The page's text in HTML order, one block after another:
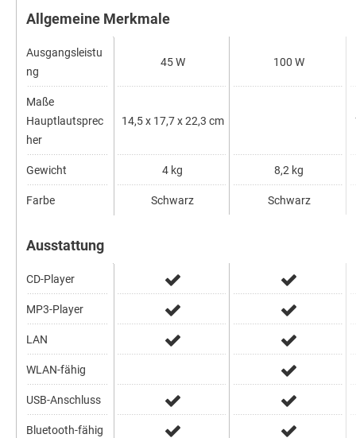
Allgemeine Merkmale
Ausgangsleistu
ng
Maße
Hauptlautsprec
her
Gewicht
Farbe
Ausstattung
CD-Player
MP3-Player
LAN
WLAN-fähig
USB-Anschluss
Bluetooth-fähig
45 W
14,5 x 17,7 x 22,3 cm
4 kg
Schwarz
100 W
8,2 kg
Schwarz